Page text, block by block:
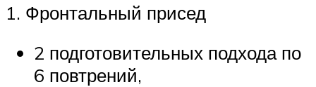
1. Фронтальный присед
2 подготовительных подхода по
6 повтрений,